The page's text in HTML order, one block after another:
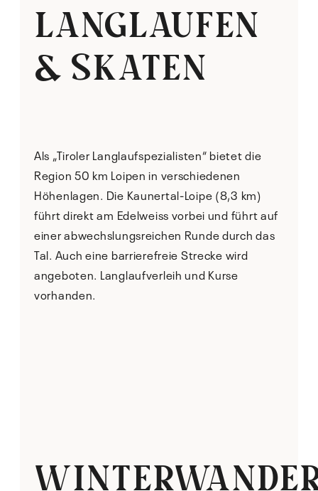
LANGLAUFEN
& SKATEN
Als „Tiroler Langlaufspezialisten“ bietet die
Region 50 km Loipen in verschiedenen
Höhenlagen. Die Kaunertal-Loipe (8,3 km)
führt direkt am Edelweiss vorbei und führt auf
einer abwechslungsreichen Runde durch das
Tal. Auch eine barrierefreie Strecke wird
angeboten. Langlaufverleih und Kurse
vorhanden.